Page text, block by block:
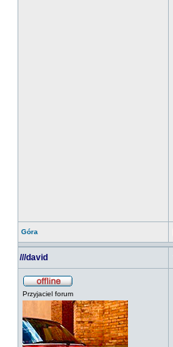
Góra
///david
Przyjaciel forum